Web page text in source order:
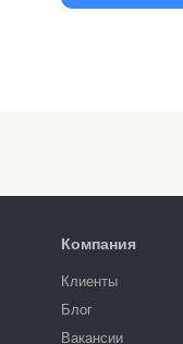
Компания
Клиенты
Блог
Вакансии